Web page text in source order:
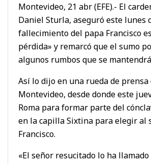
Montevideo, 21 abr (EFE).- El
Daniel Sturla, aseguró este lunes
fallecimiento del papa Francisco
pérdida» y remarcó que el sumo
algunos rumbos que se
Así lo dijo en una rueda de
Montevideo, desde donde este
Roma para formar parte del
en la capilla Sixtina para elegir al
Francisco.
«El señor resucitado lo ha